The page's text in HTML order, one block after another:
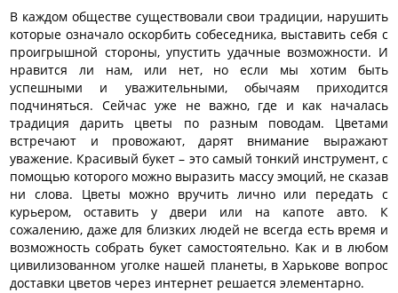
В каждом обществе существовали свои традиции, нарушить
которые означало оскорбить собеседника, выставить себя с
проигрышной стороны, упустить удачные возможности. И
нравится ли нам, или нет, но если мы хотим быть
успешными и уважительными, обычаям приходится
подчиняться. Сейчас уже не важно, где и как началась
традиция дарить цветы по разным поводам. Цветами
встречают и провожают, дарят внимание выражают
уважение. Красивый букет – это самый тонкий инструмент, с
помощью которого можно выразить массу эмоций, не сказав
ни слова. Цветы можно вручить лично или передать с
курьером, оставить у двери или на капоте авто. К
сожалению, даже для близких людей не всегда есть время и
возможность собрать букет самостоятельно. Как и в любом
цивилизованном уголке нашей планеты, в Харькове вопрос
доставки цветов через интернет решается элементарно.